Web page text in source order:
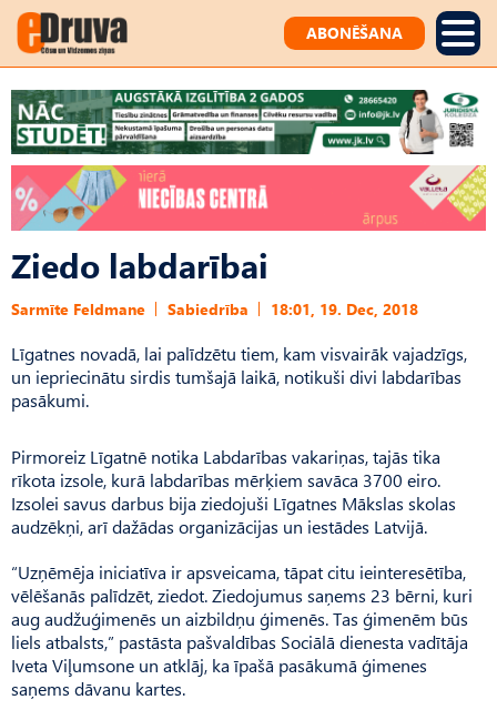
ABONĒŠANA
Ziedo labdarībai
Sarmīte Feldmane Sabiedrība 18:01, 19. Dec, 2018
Līgatnes novadā, lai palīdzētu tiem, kam visvairāk vajadzīgs,
un iepriecinātu sirdis tumšajā laikā, notikuši divi labdarības
pasākumi.
Pirmoreiz Līgatnē notika Labdarības vakariņas, tajās tika
rīkota izsole, kurā labdarības mērķiem savāca 3700 eiro.
Izsolei savus darbus bija ziedojuši Līgatnes Mākslas skolas
audzēkņi, arī dažādas organizācijas un iestādes Latvijā.
“Uzņēmēja iniciatīva ir apsveicama, tāpat citu ieinteresētība,
vēlēšanās palīdzēt, ziedot. Ziedojumus saņems 23 bērni, kuri
aug audžuģimenēs un aizbildņu ģimenēs. Tas ģimenēm būs
liels atbalsts,” pastāsta pašvaldības Sociālā dienesta vadītāja
Iveta Viļumsone un atklāj, ka īpašā pasākumā ģimenes
saņems dāvanu kartes.